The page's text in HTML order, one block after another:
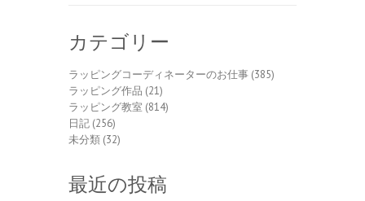
カテゴリー
ラッピングコーディネーターのお仕事 (385)
ラッピング作品 (21)
ラッピング教室 (814)
日記 (256)
未分類 (32)
最近の投稿